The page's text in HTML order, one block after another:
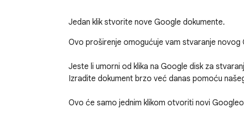
Jedan klik stvorite nove Google dokumente.
Ovo proširenje omogućuje vam stvaranje novog
Jeste li umorni od klika na Google disk za
Izradite dokument brzo već danas pomoću
Ovo će samo jednim klikom otvoriti novi